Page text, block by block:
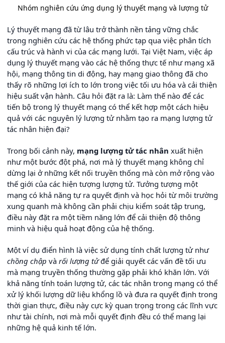
Nhóm nghiên cứu ứng dụng lý thuyết mạng và lượng tử
Lý thuyết mạng đã từ lâu trở thành nền tảng vững chắc
trong nghiên cứu các hệ thống phức tạp qua việc phân tích
cấu trúc và hành vi của các mạng lưới. Tại Việt Nam, việc áp
dụng lý thuyết mạng vào các hệ thống thực tế như mạng xã
hội, mạng thông tin di động, hay mạng giao thông đã cho
thấy rõ những lợi ích to lớn trong việc tối ưu hóa và cải thiện
hiệu suất vận hành. Câu hỏi đặt ra là: Làm thế nào để các
tiến bộ trong lý thuyết mạng có thể kết hợp một cách hiệu
quả với các nguyên lý lượng tử nhằm tạo ra mạng lượng tử
tác nhân hiện đại?
Trong bối cảnh này, mạng lượng tử tác nhân xuất hiện
như một bước đột phá, nơi mà lý thuyết mạng không chỉ
dừng lại ở những kết nối truyền thống mà còn mở rộng vào
thế giới của các hiện tượng lượng tử. Tưởng tượng một
mạng có khả năng tự ra quyết định và học hỏi từ môi trường
xung quanh mà không cần phải chịu kiểm soát tập trung,
điều này đặt ra một tiềm năng lớn để cải thiện độ thông
minh và hiệu quả hoạt động của hệ thống.
Một ví dụ điển hình là việc sử dụng tính chất lượng tử như
chồng chập và rối lượng tửđể giải quyết các vấn đề tối ưu
mà mạng truyền thống thường gặp phải khó khăn lớn. Với
khả năng tính toán lượng tử, các tác nhân trong mạng có thể
xử lý khối lượng dữ liệu khổng lồ và đưa ra quyết định trong
thời gian thực, điều này cực kỳ quan trọng trong các lĩnh vực
như tài chính, nơi mà mỗi quyết định đều có thể mang lại
những hệ quả kinh tế lớn.